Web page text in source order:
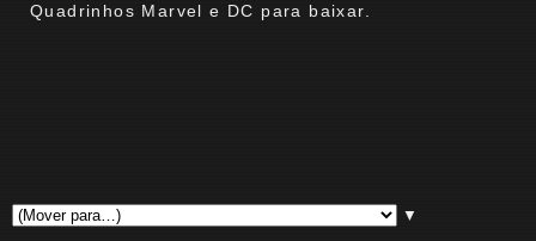
Quadrinhos Marvel e DC para baixar.
▼